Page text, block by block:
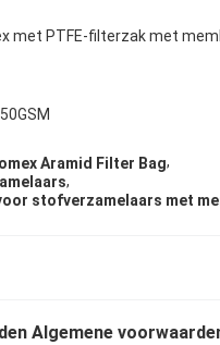
met PTFE-filterzak met
Aramid Filter Bag,
,
stofverzamelaars met
Algemene